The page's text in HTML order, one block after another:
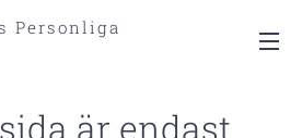
Personliga
är endast